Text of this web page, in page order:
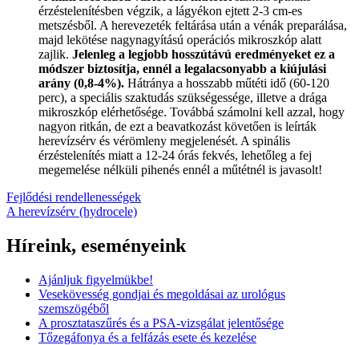
érzéstelenítésben végzik, a lágyékon ejtett 2-3 cm-es
metszésből. A herevezeték feltárása után a vénák preparálása,
majd lekötése nagynagyítású operációs mikroszkóp alatt
zajlik. Jelenleg a legjobb hosszútávú eredményeket ez a
módszer biztosítja, ennél a legalacsonyabb a kiújulási
arány (0,8-4%). Hátránya a hosszabb műtéti idő (60-120
perc), a speciális szaktudás szükségessége, illetve a drága
mikroszkóp elérhetősége. Továbbá számolni kell azzal, hogy
nagyon ritkán, de ezt a beavatkozást követően is leírták
herevízsérv és vérömleny megjelenését. A spinális
érzéstelenítés miatt a 12-24 órás fekvés, lehetőleg a fej
megemelése nélküli pihenés ennél a műtétnél is javasolt!
Bejegyzés
navigáció
Fejlődési rendellenességek
A herevízsérv (hydrocele)
Híreink, eseményeink
Ajánljuk figyelmükbe!
Vesekövesség gondjai és megoldásai az urológus
szemszögéből
A prosztataszűrés és a PSA-vizsgálat jelentősége
Tőzegáfonya és a felfázás esete és kezelése